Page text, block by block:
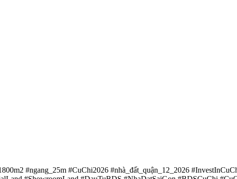
#ngang_25m #CuChi2026 #nhà_đất_quận_12_2026